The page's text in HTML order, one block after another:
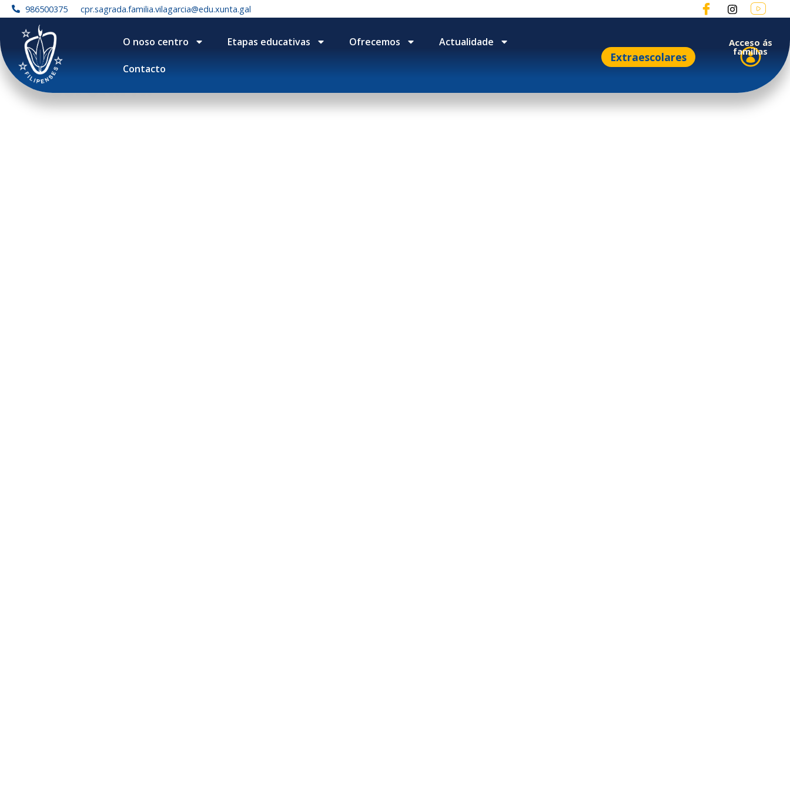
986500375 cpr.sagrada.familia.vilagarcia@edu.xunta.gal
O noso centro Etapas educativas Ofrecemos Actualidade
Contacto
Extraescolares
Acceso ás
familias
Secretaría